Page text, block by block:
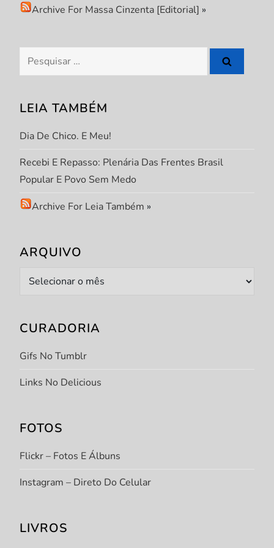
P
o
s
t
Archive For Massa Cinzenta [Editorial] »
Pesquisar
por:
LEIA TAMBÉM
Dia De Chico. E Meu!
Recebi E Repasso: Plenária Das Frentes Brasil
Popular E Povo Sem Medo
Archive For Leia Também »
ARQUIVO
Arquivo
CURADORIA
Gifs No Tumblr
Links No Delicious
FOTOS
Flickr – Fotos E Álbuns
Instagram – Direto Do Celular
LIVROS